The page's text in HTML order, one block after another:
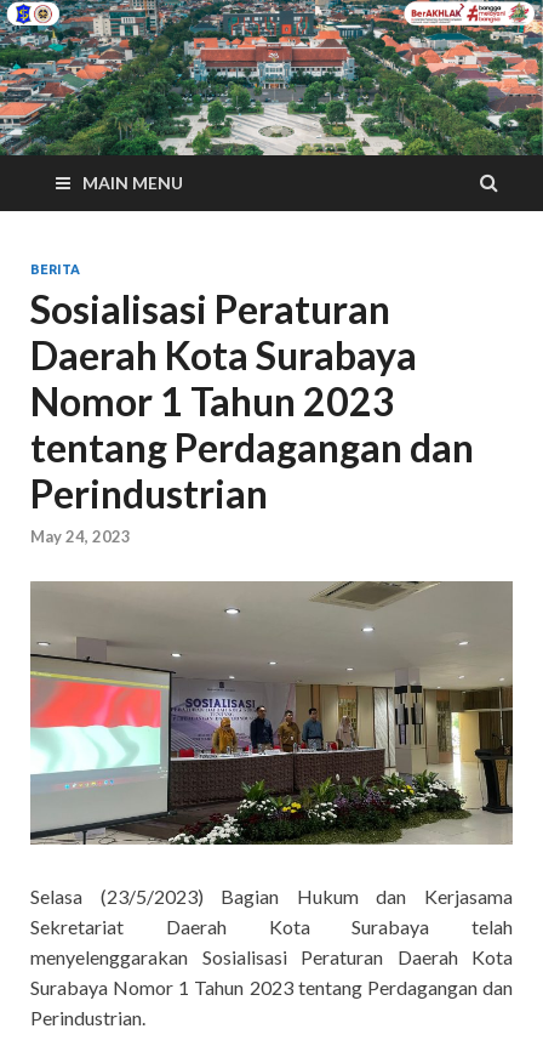
MAIN MENU
BERITA
Sosialisasi Peraturan
Daerah Kota Surabaya
Nomor 1 Tahun 2023
tentang Perdagangan dan
Perindustrian
May 24, 2023
Selasa (23/5/2023) Bagian Hukum dan Kerjasama
Sekretariat Daerah Kota Surabaya telah
menyelenggarakan Sosialisasi Peraturan Daerah Kota
Surabaya Nomor 1 Tahun 2023 tentang Perdagangan dan
Perindustrian.